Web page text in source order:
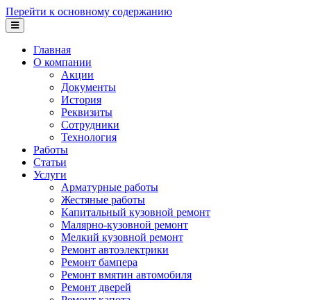
Перейти к основному содержанию
Главная
О компании
Акции
Документы
История
Реквизиты
Сотрудники
Технология
Работы
Статьи
Услуги
Арматурные работы
Жестяные работы
Капитальный кузовной ремонт
Малярно-кузовной ремонт
Мелкий кузовной ремонт
Ремонт автоэлектрики
Ремонт бампера
Ремонт вмятин автомобиля
Ремонт дверей